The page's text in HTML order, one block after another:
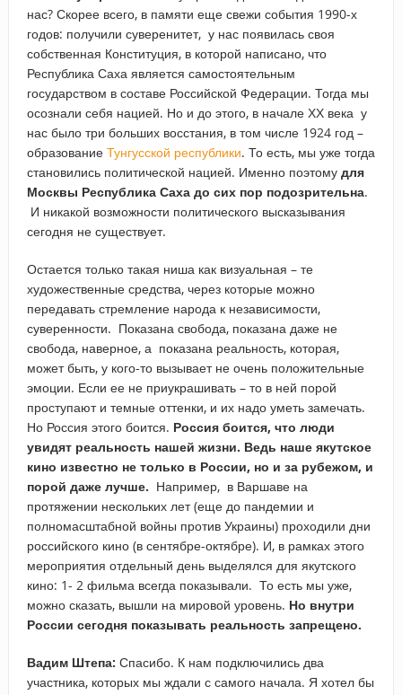
нас? Скорее всего, в памяти еще свежи события 1990-х
годов: получили суверенитет, у нас появилась своя
собственная Конституция, в которой написано, что
Республика Саха является самостоятельным
государством в составе Российской Федерации. Тогда мы
осознали себя нацией. Но и до этого, в начале ХХ века у
нас было три больших восстания, в том числе 1924 год –
образование Тунгусской республики. То есть, мы уже тогда
становились политической нацией. Именно поэтому для
Москвы Республика Саха до сих пор подозрительна.
И никакой возможности политического высказывания
сегодня не существует.
Остается только такая ниша как визуальная – те
художественные средства, через которые можно
передавать стремление народа к независимости,
суверенности. Показана свобода, показана даже не
свобода, наверное, а показана реальность, которая,
может быть, у кого-то вызывает не очень положительные
эмоции. Если ее не приукрашивать – то в ней порой
проступают и темные оттенки, и их надо уметь замечать.
Но Россия этого боится. Россия боится, что люди
увидят реальность нашей жизни. Ведь наше якутское
кино известно не только в России, но и за рубежом, и
порой даже лучше. Например, в Варшаве на
протяжении нескольких лет (еще до пандемии и
полномасштабной войны против Украины) проходили дни
российского кино (в сентябре-октябре). И, в рамках этого
мероприятия отдельный день выделялся для якутского
кино: 1- 2 фильма всегда показывали. То есть мы уже,
можно сказать, вышли на мировой уровень. Но внутри
России сегодня показывать реальность запрещено.
Вадим Штепа: Спасибо. К нам подключились два
участника, которых мы ждали с самого начала. Я хотел бы